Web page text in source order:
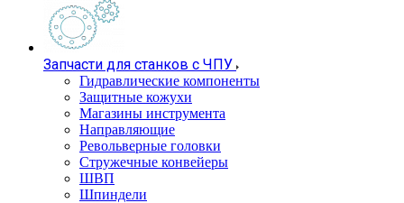
Запчасти для станков с ЧПУ
Гидравлические компоненты
Защитные кожухи
Магазины инструмента
Направляющие
Револьверные головки
Стружечные конвейеры
ШВП
Шпиндели